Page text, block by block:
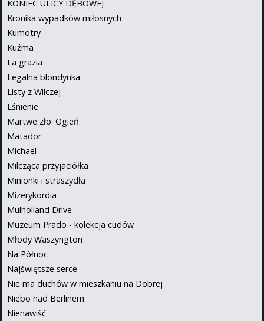
KONIEC ULICY DĘBOWEJ
Kronika wypadków miłosnych
Kumotry
Kuźma
La grazia
Legalna blondynka
Listy z Wilczej
Lśnienie
Martwe zło: Ogień
Matador
Michael
Milcząca przyjaciółka
Minionki i straszydła
Mizerykordia
Mulholland Drive
Muzeum Prado - kolekcja cudów
Młody Waszyngton
Na Północ
Najświętsze serce
Nie ma duchów w mieszkaniu na Dobrej
Niebo nad Berlinem
Nienawiść